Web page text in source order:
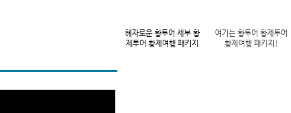
혜자로운 황투어 세부 황
제투어 황제여행 패키지
여기는 황투어 황제투어
황제여행 패키지!